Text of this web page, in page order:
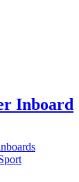
Inboard